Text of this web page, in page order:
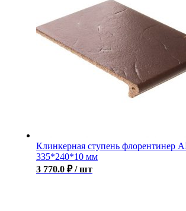
Клинкерная ступень флорентинер
335*240*10 мм
3 770.0 ₽ / шт